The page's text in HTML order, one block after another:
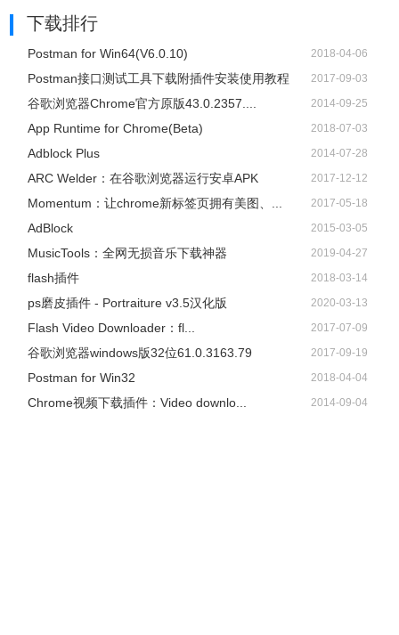
下载排行
Postman for Win64(V6.0.10) 2018-04-06
Postman接口测试工具下载附插件安装使用教程 2017-09-03
谷歌浏览器Chrome官方原版43.0.2357.... 2014-09-25
App Runtime for Chrome(Beta) 2018-07-03
Adblock Plus 2014-07-28
ARC Welder：在谷歌浏览器运行安卓APK 2017-12-12
Momentum：让chrome新标签页拥有美图、... 2017-05-18
AdBlock 2015-03-05
​MusicTools：全网无损音乐下载神器 2019-04-27
flash插件 2018-03-14
ps磨皮插件 - Portraiture v3.5汉化版 2020-03-13
Flash Video Downloader：fl... 2017-07-09
谷歌浏览器windows版32位61.0.3163.79 2017-09-19
Postman for Win32 2018-04-04
Chrome视频下载插件：Video downlo... 2014-09-04